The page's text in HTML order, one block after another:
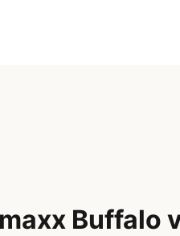
Buffalo